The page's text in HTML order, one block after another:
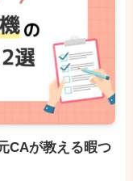
CAが教える暇つ